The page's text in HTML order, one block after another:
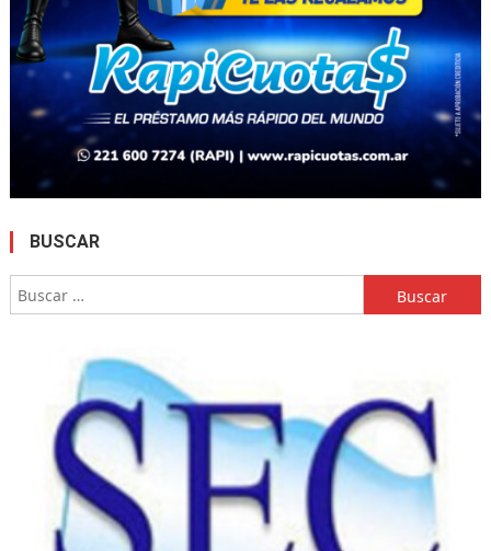
BUSCAR
Buscar: